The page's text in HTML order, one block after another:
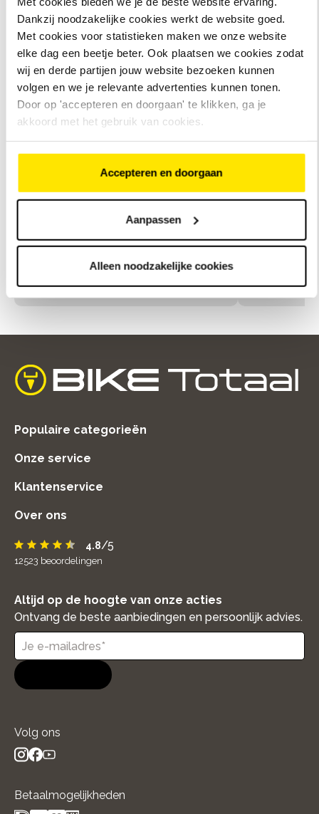
Dankzij noodzakelijke cookies werkt de website goed.
Met cookies voor statistieken maken we onze website
elke dag een beetje beter. Ook plaatsen we cookies zodat
wij en derde partijen jouw website bezoeken kunnen
volgen en we je relevante advertenties kunnen tonen.
Door op 'accepteren en doorgaan' te klikken, ga je
akkoord met het gebruik van cookies.
Accepteren en doorgaan
Aanpassen
Alleen noodzakelijke cookies
Utrecht naar een hoger niveau te tillen.
(Vleuten)
Dorpsstraat 18, 3451 BK Utrecht
home
Populaire categorieën
Onze service
Klantenservice
Over ons
4.8/5
12523 beoordelingen
Altijd op de hoogte van onze acties
Ontvang de beste aanbiedingen en persoonlijk advies.
Volg ons
Betaalmogelijkheden